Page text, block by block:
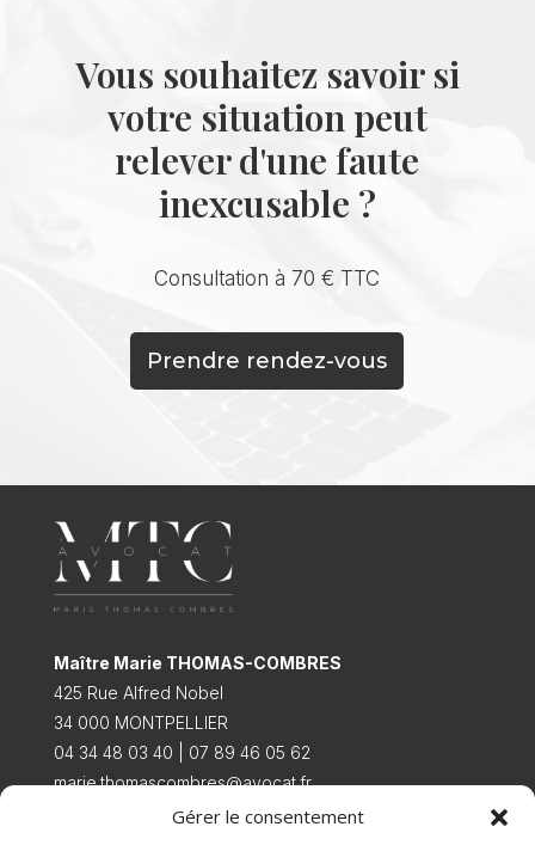
Gérer le consentement
Vous souhaitez savoir si
votre situation peut
relever d'une faute
inexcusable ?
Consultation à 70 € TTC
Prendre rendez-vous
Maître Marie THOMAS-COMBRES
425 Rue Alfred Nobel
34 000 MONTPELLIER
04 34 48 03 40 | 07 89 46 05 62
marie.thomascombres@avocat.fr